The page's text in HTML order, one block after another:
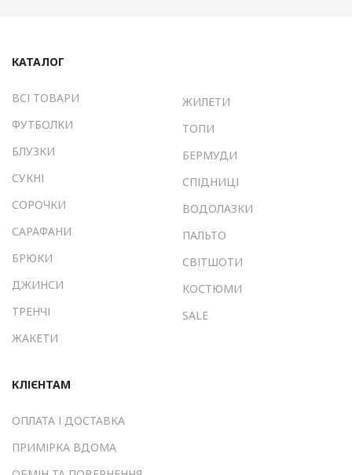
КАТАЛОГ
ВСІ ТОВАРИ
ФУТБОЛКИ
БЛУЗКИ
СУКНІ
СОРОЧКИ
САРАФАНИ
БРЮКИ
ДЖИНСИ
ТРЕНЧІ
ЖАКЕТИ
ЖИЛЕТИ
ТОПИ
БЕРМУДИ
СПІДНИЦІ
ВОДОЛАЗКИ
ПАЛЬТО
СВІТШОТИ
КОСТЮМИ
SALE
КЛІЄНТАМ
ОПЛАТА І ДОСТАВКА
ПРИМІРКА ВДОМА